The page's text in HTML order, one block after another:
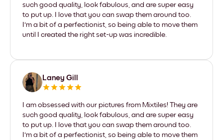
such good quality, look fabulous, and are super easy
to put up. I love that you can swap them around too.
I'm a bit of a perfectionist, so being able to move them
until I created the right set-up was incredible.
Laney Gill
I am obsessed with our pictures from Mixtiles! They are
such good quality, look fabulous, and are super easy
to put up. I love that you can swap them around too.
I'm a bit of a perfectionist, so being able to move them